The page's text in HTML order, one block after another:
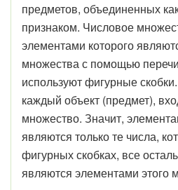
предметов, объединенных
признаком. Числовое
элементами которого
множества с помощью
используют фигурные
каждый объект (предмет),
множество. Значит,
являются только те числа,
фигурных скобках, все
являются элементами этого